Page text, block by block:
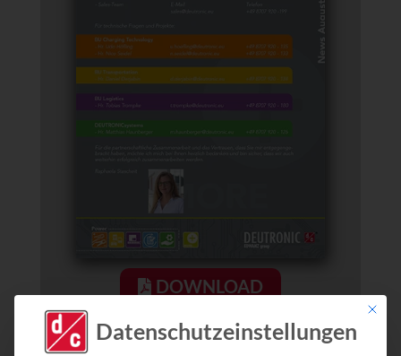
DOWNLOAD
Mit
Datenschutzeinstellungen